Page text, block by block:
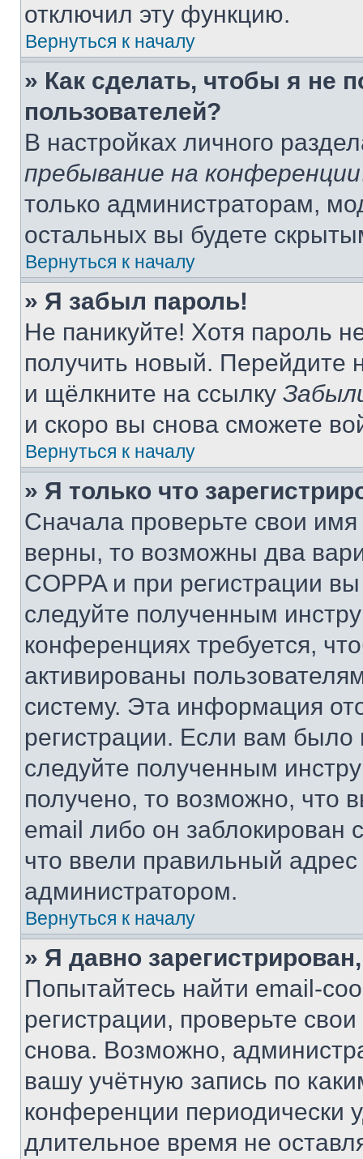
отключил эту функцию.
Вернуться к началу
» Как сделать, чтобы я не
пользователей?
В настройках личного
пребывание на конференции
только администраторам,
остальных вы будете
Вернуться к началу
» Я забыл пароль!
Не паникуйте! Хотя пароль
получить новый. Перейдите
и щёлкните на ссылку
и скоро вы снова сможете
Вернуться к началу
» Я только что
Сначала проверьте свои
верны, то возможны два
COPPA и при регистрации
следуйте полученным
конференциях требуется,
активированы
систему. Эта информация
регистрации. Если вам
следуйте полученным
получено, то возможно, что
email либо он
что ввели правильный адрес
администратором.
Вернуться к началу
» Я давно
Попытайтесь найти email-
регистрации, проверьте
снова. Возможно,
вашу учётную запись по
конференции периодически
длительное время не